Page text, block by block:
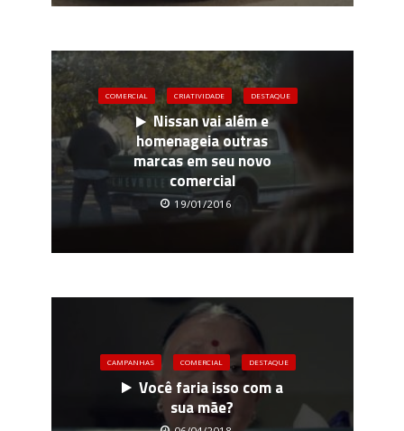
COMERCIAL CRIATIVIDADE DESTAQUE
Nissan vai além e
homenageia outras
marcas em seu novo
comercial
19/01/2016
CAMPANHAS COMERCIAL DESTAQUE
Você faria isso com a
sua mãe?